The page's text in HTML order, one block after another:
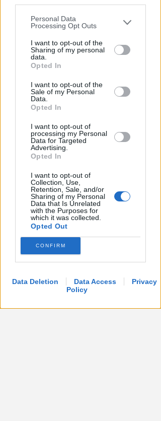
You may separately opt-out of the further
disclosure of your personal information
by third parties on the IAB’s list of
downstream participants.
by us to third parties on the IAB’s List of
Downstream Participants that may
further disclose it to other third parties.
Personal Data
Processing Opt Outs
I want to opt-out of the
Sharing of my personal
data.
Opted In
I want to opt-out of the
Sale of my Personal
Data.
Opted In
I want to opt-out of
processing my Personal
Data for Targeted
Advertising.
Opted In
I want to opt-out of
Collection, Use,
Retention, Sale, and/or
Sharing of my Personal
Data that Is Unrelated
with the Purposes for
which it was collected.
Opted Out
CONFIRM
Data Deletion Data Access
Privacy
Policy
Viavai e odore di cannabinoidi.
Blitz nell'appartamento della
spacciatrice
Redazione